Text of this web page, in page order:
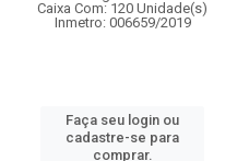
Caixa Com: 120 Unidade(s)
Inmetro: 006659/2019
Faça seu login ou
cadastre-se para
comprar.